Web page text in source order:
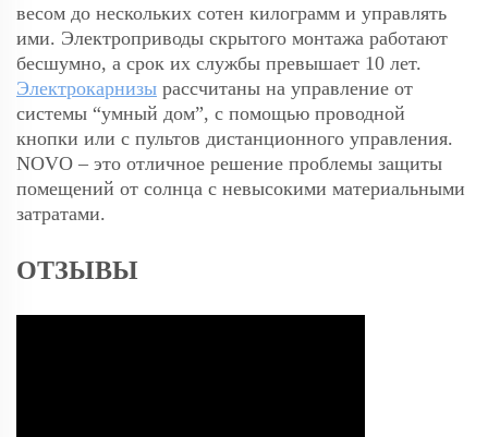
весом до нескольких сотен килограмм и управлять
ими. Электроприводы скрытого монтажа работают
бесшумно, а срок их службы превышает 10 лет.
Электрокарнизы рассчитаны на управление от
системы “умный дом”, с помощью проводной
кнопки или с пультов дистанционного управления.
NOVO – это отличное решение проблемы защиты
помещений от солнца с невысокими материальными
затратами.
ОТЗЫВЫ